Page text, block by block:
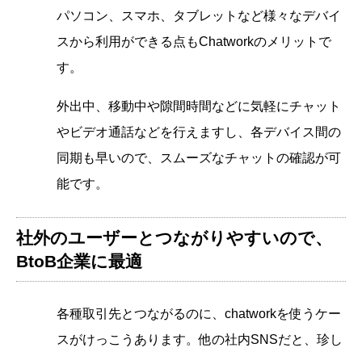
パソコン、スマホ、タブレットなど様々なデバイ
スから利用ができる点もChatworkのメリットで
す。
外出中、移動中や隙間時間などに気軽にチャット
やビデオ通話などを行えますし、各デバイス間の
同期も早いので、スムーズなチャットの確認が可
能です。
社外のユーザーとつながりやすいので、
BtoB企業に最適
各種取引先とつながるのに、chatworkを使うケー
スがけっこうあります。他の社内SNSだと、珍し